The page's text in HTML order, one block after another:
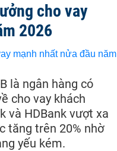
cho vay
2026
là ngân hàng có
cho vay khách
và HDBank vượt xa
tăng trên 20% nhờ
yếu kém.